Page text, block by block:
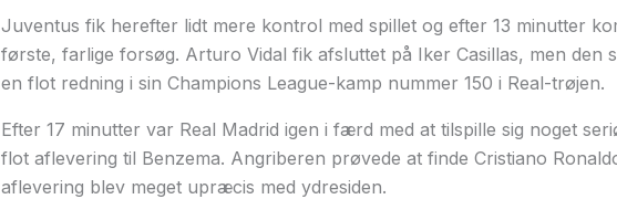
Juventus fik herefter lidt mere kontrol med spillet og efter 13 minutter
første, farlige forsøg. Arturo Vidal fik afsluttet på Iker Casillas, men den
en flot redning i sin Champions League-kamp nummer 150 i Real-trøjen.
Efter 17 minutter var Real Madrid igen i færd med at tilspille sig noget
flot aflevering til Benzema. Angriberen prøvede at finde Cristiano
aflevering blev meget upræcis med ydresiden.